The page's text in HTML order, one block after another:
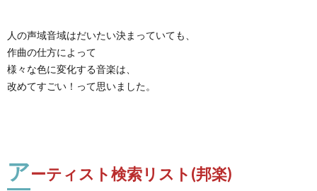
人の声域音域はだいたい決まっていても、
作曲の仕方によって
様々な色に変化する音楽は、
改めてすごい！って思いました。
アーティスト検索リスト(邦楽)